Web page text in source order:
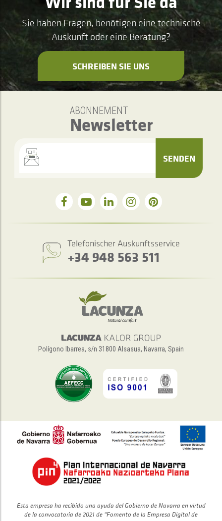
Sie haben Fragen, benötigen eine technische
Auskunft oder eine Beratung?
SCHREIBEN SIE UNS
ABONNEMENT
Newsletter
SENDEN
Telefonischer Auskunftsservice
+34 948 563 511
Polígono Ibarrea, s/n 31800 Alsasua, Navarra, Spain
Esta empresa ha recibido una ayuda del Gobierno de Navarra en virtud
de la convocatoria de 2021 de “Fomento de la Empresa Digital de